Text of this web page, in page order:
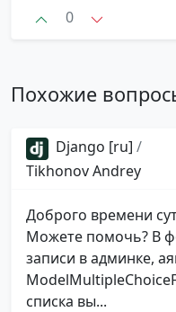
0
Похожие
Django [ru] /
Tikhonov Andrey
Доброго времени
Можете помочь? В
записи в админке,
списка вы...